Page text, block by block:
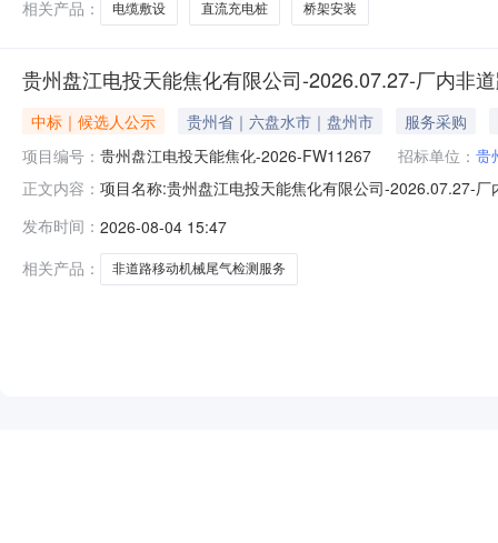
相关产品：
电缆敷设 直流充电桩 桥架安装
贵州盘江电投天能焦化有限公司-2026.07.27-厂内非
中标｜候选人公示 贵州省｜六盘水市｜盘州市
服务采购
项目编号： 贵州盘江电投天能焦化-2026-FW11267 招标单位： 贵
正文内容： 项目名称:贵州盘江电投天能焦化有限公司-2026.07.27-
中标候选人中标候选人名称:贵州新壹检验检测科技有限
发布时间： 2026-08-04 15:47
相关产品：
非道路移动机械尾气检测服务